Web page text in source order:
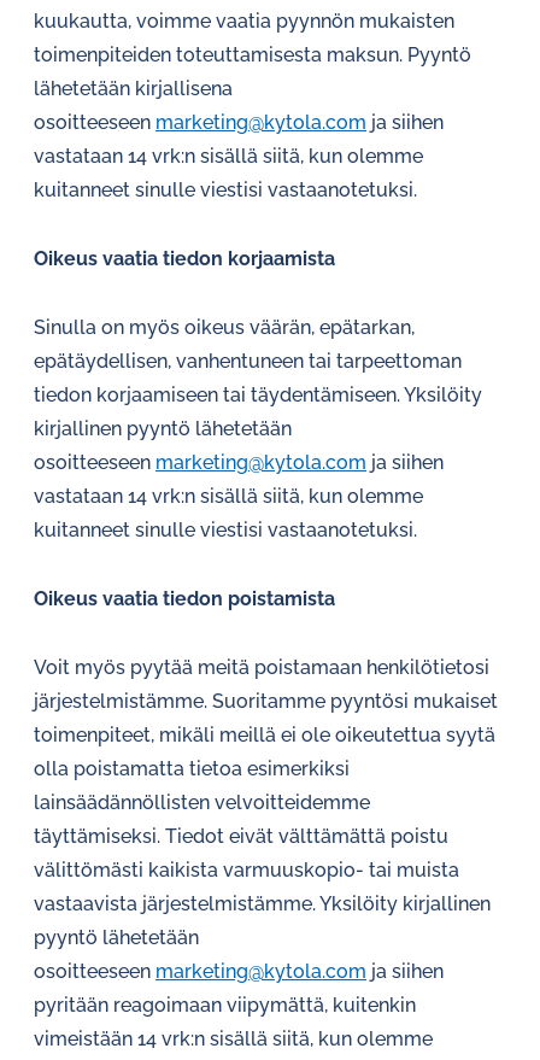
kuukautta, voimme vaatia pyynnön mukaisten
toimenpiteiden toteuttamisesta maksun. Pyyntö
lähetetään kirjallisena
osoitteeseen marketing@kytola.com ja siihen
vastataan 14 vrk:n sisällä siitä, kun olemme
kuitanneet sinulle viestisi vastaanotetuksi.
Oikeus vaatia tiedon korjaamista
Sinulla on myös oikeus väärän, epätarkan,
epätäydellisen, vanhentuneen tai tarpeettoman
tiedon korjaamiseen tai täydentämiseen. Yksilöity
kirjallinen pyyntö lähetetään
osoitteeseen marketing@kytola.com ja siihen
vastataan 14 vrk:n sisällä siitä, kun olemme
kuitanneet sinulle viestisi vastaanotetuksi.
Oikeus vaatia tiedon poistamista
Voit myös pyytää meitä poistamaan henkilötietosi
järjestelmistämme. Suoritamme pyyntösi mukaiset
toimenpiteet, mikäli meillä ei ole oikeutettua syytä
olla poistamatta tietoa esimerkiksi
lainsäädännöllisten velvoitteidemme
täyttämiseksi. Tiedot eivät välttämättä poistu
välittömästi kaikista varmuuskopio- tai muista
vastaavista järjestelmistämme. Yksilöity kirjallinen
pyyntö lähetetään
osoitteeseen marketing@kytola.com ja siihen
pyritään reagoimaan viipymättä, kuitenkin
vimeistään 14 vrk:n sisällä siitä, kun olemme